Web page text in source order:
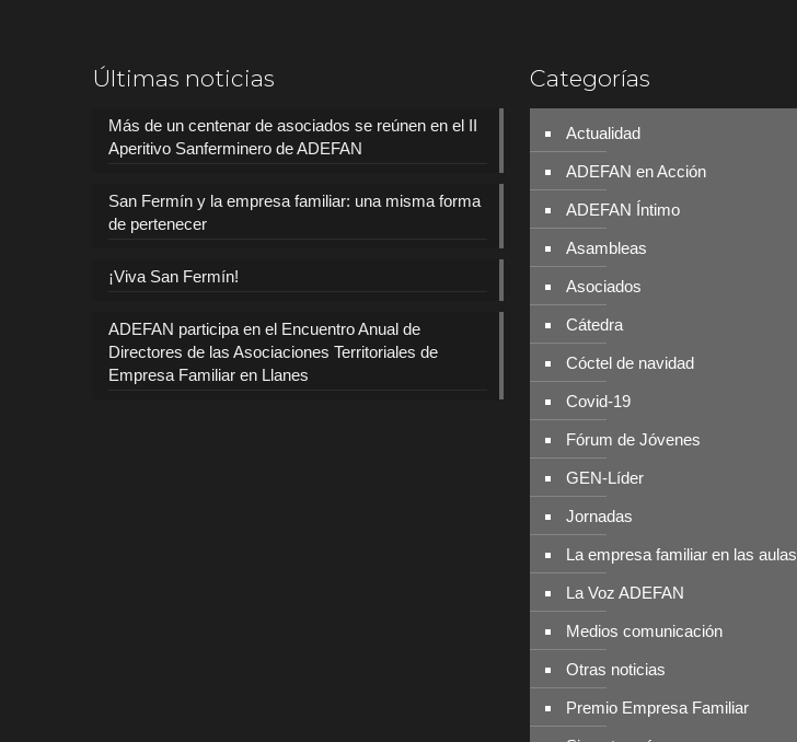
Últimas noticias
Más de un centenar de asociados se reúnen en el II
Aperitivo Sanferminero de ADEFAN
San Fermín y la empresa familiar: una misma forma
de pertenecer
¡Viva San Fermín!
ADEFAN participa en el Encuentro Anual de
Directores de las Asociaciones Territoriales de
Empresa Familiar en Llanes
Categorías
Actualidad
ADEFAN en Acción
ADEFAN Íntimo
Asambleas
Asociados
Cátedra
Cóctel de navidad
Covid-19
Fórum de Jóvenes
GEN-Líder
Jornadas
La empresa familiar en las aulas
La Voz ADEFAN
Medios comunicación
Otras noticias
Premio Empresa Familiar